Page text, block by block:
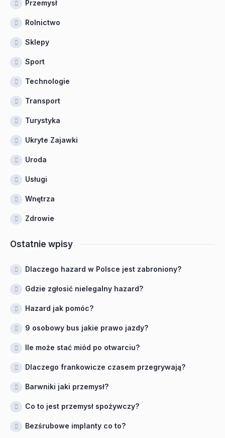
Przemysł
Rolnictwo
Sklepy
Sport
Technologie
Transport
Turystyka
Ukryte Zajawki
Uroda
Usługi
Wnętrza
Zdrowie
Ostatnie wpisy
Dlaczego hazard w Polsce jest zabroniony?
Gdzie zgłosić nielegalny hazard?
Hazard jak pomóc?
9 osobowy bus jakie prawo jazdy?
Ile może stać miód po otwarciu?
Dlaczego frankowicze czasem przegrywają?
Barwniki jaki przemysł?
Co to jest przemysł spożywczy?
Bezśrubowe implanty co to?